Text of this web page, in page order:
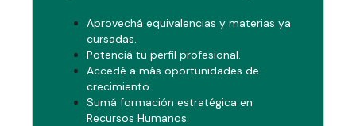
Aprovechá equivalencias y materias ya
cursadas.
Potenciá tu perfil profesional.
Accedé a más oportunidades de
crecimiento.
Sumá formación estratégica en
Recursos Humanos.